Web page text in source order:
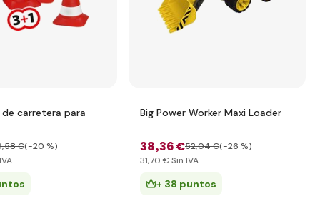
de carretera para
,58 €(-20 %)
Big Power Worker Maxi Loader
38,36 €52,04 €(-26 %)
31,70 € Sin IVA
+ 38 puntos